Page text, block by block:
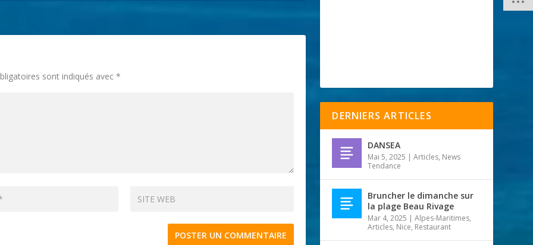
sont indiqués avec*
DERNIERS ARTICLES
DANSEA
Mai 5, 2025 |Articles, News
Tendance
Bruncher le dimanche sur
la plage Beau Rivage
Mar 4, 2025 |Alpes-Maritimes,
Articles, Nice, Restaurant